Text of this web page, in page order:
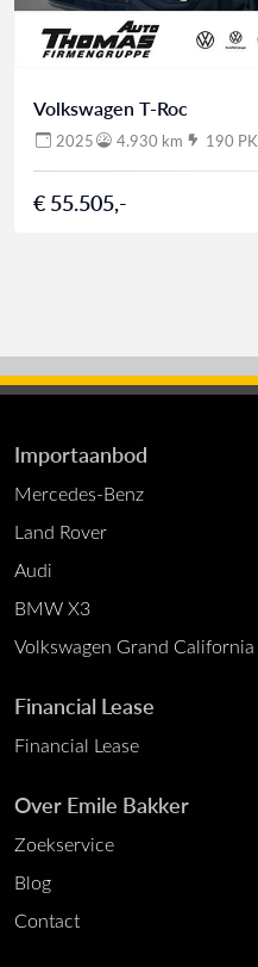
Volkswagen T-Roc
2025 4.930 km 190 PK
€ 55.505,-
Importaanbod
Mercedes-Benz
Land Rover
Audi
BMW X3
Volkswagen Grand California
Financial Lease
Financial Lease
Over Emile Bakker
Zoekservice
Blog
Contact